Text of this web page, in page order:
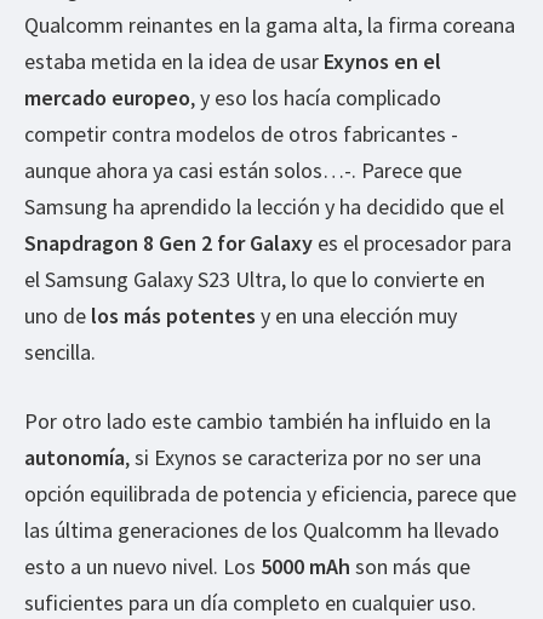
Qualcomm reinantes en la gama alta, la firma coreana
estaba metida en la idea de usar Exynos en el
mercado europeo, y eso los hacía complicado
competir contra modelos de otros fabricantes -
aunque ahora ya casi están solos…-. Parece que
Samsung ha aprendido la lección y ha decidido que el
Snapdragon 8 Gen 2 for Galaxy es el procesador para
el Samsung Galaxy S23 Ultra, lo que lo convierte en
uno de los más potentes y en una elección muy
sencilla.
Por otro lado este cambio también ha influido en la
autonomía, si Exynos se caracteriza por no ser una
opción equilibrada de potencia y eficiencia, parece que
las última generaciones de los Qualcomm ha llevado
esto a un nuevo nivel. Los 5000 mAh son más que
suficientes para un día completo en cualquier uso.